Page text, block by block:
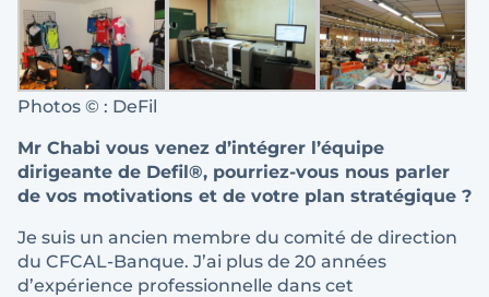
Photos © : DeFil
Mr Chabi vous venez d’intégrer l’équipe
dirigeante de Defil®, pourriez-vous nous parler
de vos motivations et de votre plan stratégique ?
Je suis un ancien membre du comité de direction
du CFCAL-Banque. J’ai plus de 20 années
d’expérience professionnelle dans cet